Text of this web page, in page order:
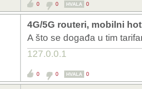
0 0 HVALA 0
4G/5G routeri, mobilni
A što se događa u tim
127.0.0.1
0 0 HVALA 0